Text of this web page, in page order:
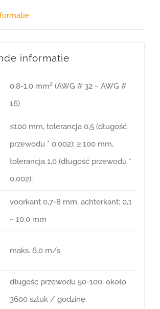
informatie
0,8-1,0 mm² (AWG # 32 ~ AWG #
16)
≤100 mm, tolerancja 0,5 (długość
przewodu * 0,002); ≥ 100 mm,
tolerancja 1,0 (długość przewodu *
0,002);
voorkant 0,7-8 mm, achterkant: 0,1
~ 10,0 mm
maks. 6.0 m/s
długośc przewodu 50-100, około
3600 sztuk / godzinę